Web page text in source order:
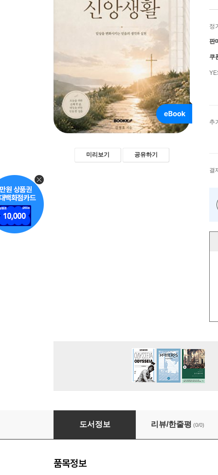
미리보기 공유하기
정
판
쿠
추
결
슬기로운 신앙생활
도서정보 리뷰/한줄평 (0/0)
품목정보